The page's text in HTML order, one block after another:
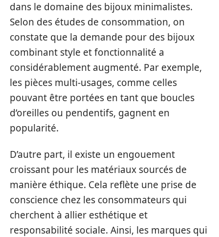
dans le domaine des bijoux minimalistes.
Selon des études de consommation, on
constate que la demande pour des bijoux
combinant style et fonctionnalité a
considérablement augmenté. Par exemple,
les pièces multi-usages, comme celles
pouvant être portées en tant que boucles
d’oreilles ou pendentifs, gagnent en
popularité.
D’autre part, il existe un engouement
croissant pour les matériaux sourcés de
manière éthique. Cela reflète une prise de
conscience chez les consommateurs qui
cherchent à allier esthétique et
responsabilité sociale. Ainsi, les marques qui